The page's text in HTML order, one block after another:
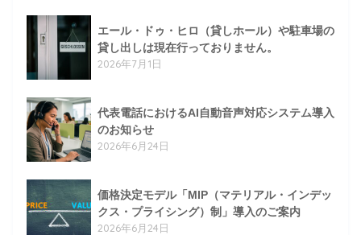
エール・ドゥ・ヒロ（貸しホール）や駐車場の
貸し出しは現在行っておりません。
2026年7月1日
代表電話におけるAI自動音声対応システム導入
のお知らせ
2026年6月24日
価格決定モデル「MIP（マテリアル・インデッ
クス・プライシング）制」導入のご案内
2026年6月24日